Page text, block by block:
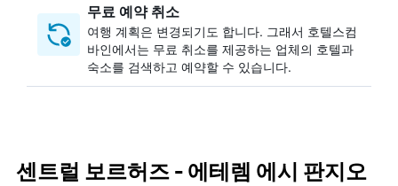
무료 예약 취소
여행 계획은 변경되기도 합니다. ​그래서 호텔스컴
바인에서는 무료 취소를 제공하는 업체의 호텔과
숙소를 검색하고 예약할 수 있습니다.
센트럴 보르허즈 - 에테렘 에시 판지오